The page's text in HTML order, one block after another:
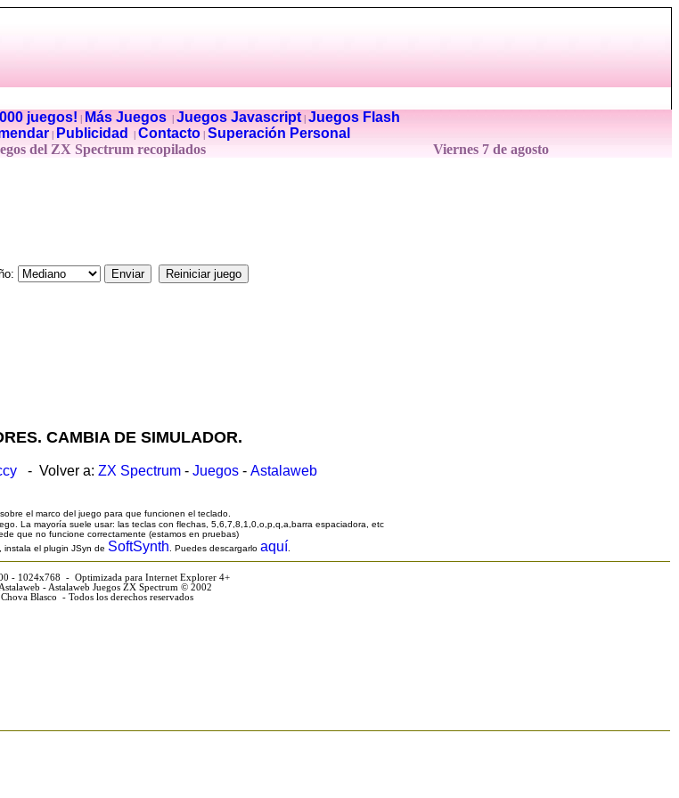
juegos! Más Juegos| Juegos Javascript| Juegos Flash
Publicidad Contacto Superación Personal
del ZX Spectrum recopilados Viernes 7 de agosto
CAMBIA DE SIMULADOR.
- Volver a: ZX Spectrum - Juegos - Astalaweb
el marco del juego para que funcionen el teclado.
La mayoría suele usar: las teclas con flechas, 5,6,7,8,1,0,o,p,q,a,barra espaciadora, etc
que no funcione correctamente (estamos en pruebas)
instala el plugin JSyn de SoftSynth . Puedes descargarlo aquí
- 1024x768 - Optimizada para Internet Explorer 4+
- Astalaweb Juegos ZX Spectrum © 2002
Blasco - Todos los derechos reservados